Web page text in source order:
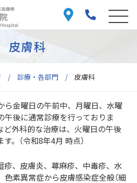
診療・各部門 皮膚科
皮膚科
ら金曜日の午前中、月曜日、水曜
午後に通常診療を行っておりま
ど外科的な治療は、火曜日の午後
。（令和8年4月 時点）
疹、皮膚炎、蕁麻疹、中毒疹、水
素異常症から皮膚感染症全般（細